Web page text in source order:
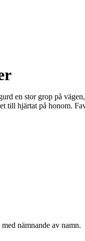
en stor grop på
till hjärtat på honom.
nämnande av namn.